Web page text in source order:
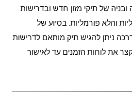
ובניה של תיקי מזון חדש ובדרישות
והלא פורמליות. בסיוע של
ניתן להגיש תיק מותאם לדרישות
את לוחות הזמנים עד לאישור